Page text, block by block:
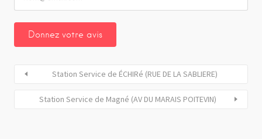
Station Service de ÉCHIRé (RUE DE LA SABLIERE)
Station Service de Magné (AV DU MARAIS POITEVIN)